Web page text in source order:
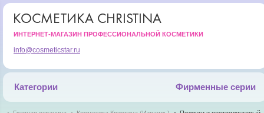
КОСМЕТИКА CHRISTINA
ИНТЕРНЕТ-МАГАЗИН ПРОФЕССИОНАЛЬНОЙ КОСМЕТИКИ
info@cosmeticstar.ru
Категории Фирменные серии